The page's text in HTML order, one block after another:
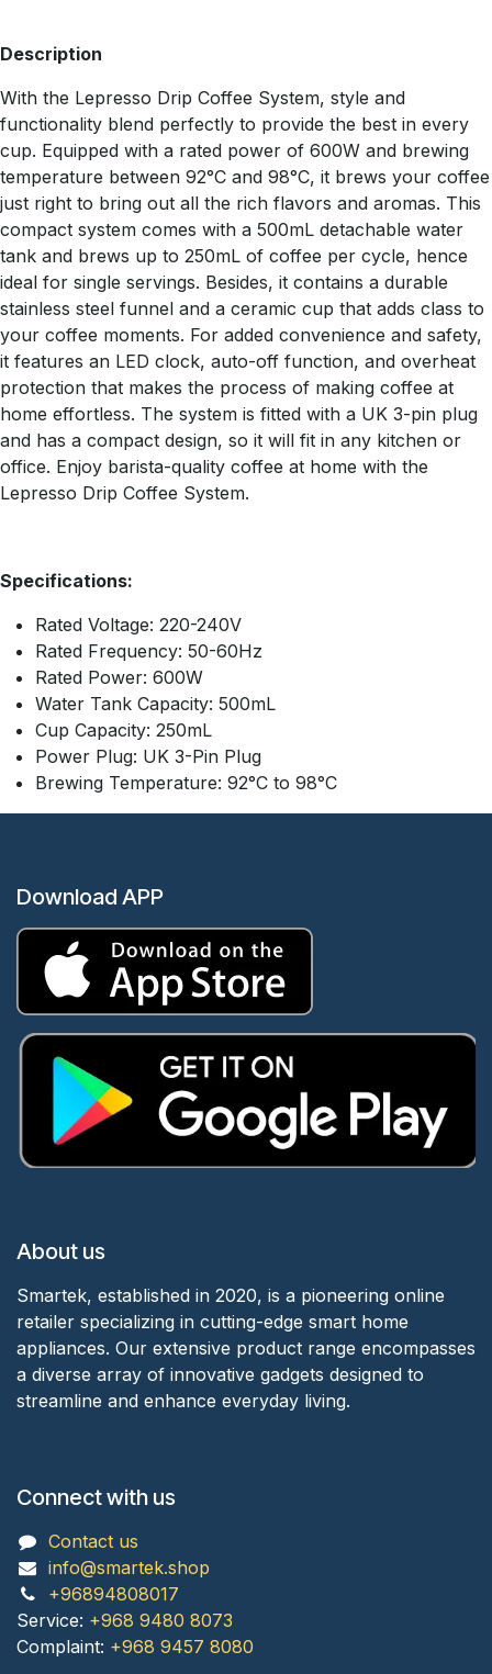
Description
With the Lepresso Drip Coffee System, style and
functionality blend perfectly to provide the best in every
cup. Equipped with a rated power of 600W and brewing
temperature between 92°C and 98°C, it brews your coffee
just right to bring out all the rich flavors and aromas. This
compact system comes with a 500mL detachable water
tank and brews up to 250mL of coffee per cycle, hence
ideal for single servings. Besides, it contains a durable
stainless steel funnel and a ceramic cup that adds class to
your coffee moments. For added convenience and safety,
it features an LED clock, auto-off function, and overheat
protection that makes the process of making coffee at
home effortless. The system is fitted with a UK 3-pin plug
and has a compact design, so it will fit in any kitchen or
office. Enjoy barista-quality coffee at home with the
Lepresso Drip Coffee System.
Specifications:
Rated Voltage: 220-240V
Rated Frequency: 50-60Hz
Rated Power: 600W
Water Tank Capacity: 500mL
Cup Capacity: 250mL
Power Plug: UK 3-Pin Plug
Brewing Temperature: 92°C to 98°C
Download APP
About us
Smartek, established in 2020, is a pioneering online
retailer specializing in cutting-edge smart home
appliances. Our extensive product range encompasses
a diverse array of innovative gadgets designed to
streamline and enhance everyday living.
Connect with us
Contact us
info@smartek.shop
+96894808017
Service: +968 9480 8073
Complaint: +968 9457 8080